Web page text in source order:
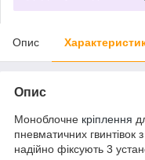
Опис
Опис
Моноблочне кріплення
пневматичних гвинтівок з
надійно фіксують 3